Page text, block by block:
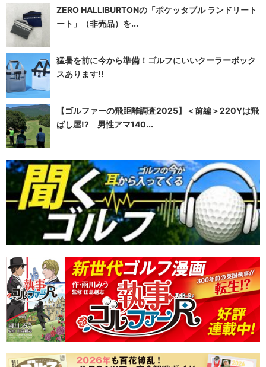
ZERO HALLIBURTONの「ポケッタブル ランドリート
ート」（非売品）を...
猛暑を前に今から準備！ゴルフにいいクーラーボック
スあります!!
【ゴルファーの飛距離調査2025】＜前編＞220Yは飛
ばし屋!? 男性アマ140...